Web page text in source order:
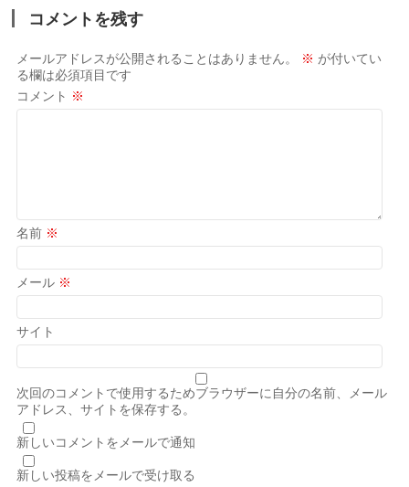
コメントを残す
メールアドレスが公開されることはありません。 ※ が付いてい
る欄は必須項目です
コメント ※
名前 ※
メール ※
サイト
次回のコメントで使用するためブラウザーに自分の名前、メール
アドレス、サイトを保存する。
新しいコメントをメールで通知
新しい投稿をメールで受け取る